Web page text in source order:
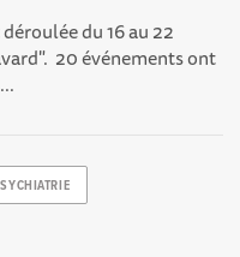
du 16 au 22
20 événements ont